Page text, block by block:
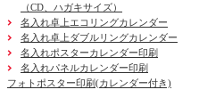
（CD、ハガキサイズ）
名入れ卓上エコリングカレンダー
名入れ卓上ダブルリングカレンダー
名入れポスターカレンダー印刷
名入れパネルカレンダー印刷
フォトポスター印刷(カレンダー付き)